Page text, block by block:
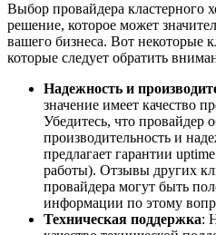
Выбор провайдера кластерного
решение, которое может
вашего бизнеса. Вот некоторые
которые следует обратить
Надежность и
значение имеет качество
Убедитесь, что провайдер
производительность и
предлагает гарантии
работы). Отзывы других
провайдера могут быть
информации по этому
Техническая поддержка: